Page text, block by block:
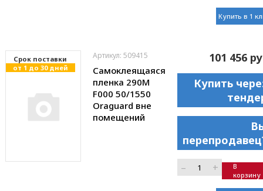
Купить в 1
Cрок поставки
от 1 до 30 дней
Артикул: 509415
Самоклеящаяся
пленка 290M
F000 50/1550
Oraguard вне
помещений
101 456
Купить
– +
В
корзину